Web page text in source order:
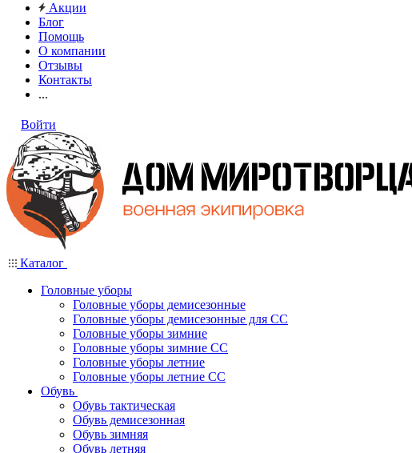
Акции
Блог
Помощь
О компании
Отзывы
Контакты
...
Войти
Каталог
Головные уборы
Головные уборы демисезонные
Головные уборы демисезонные для СС
Головные уборы зимние
Головные уборы зимние СС
Головные уборы летние
Головные уборы летние СС
Обувь
Обувь тактическая
Обувь демисезонная
Обувь зимняя
Обувь летняя